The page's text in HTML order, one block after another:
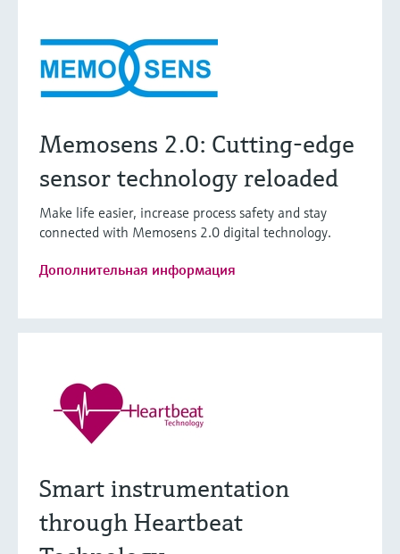
Memosens 2.0: Cutting-edge
sensor technology reloaded
Make life easier, increase process safety and stay
connected with Memosens 2.0 digital technology.
Дополнительная информация
Smart instrumentation
through Heartbeat